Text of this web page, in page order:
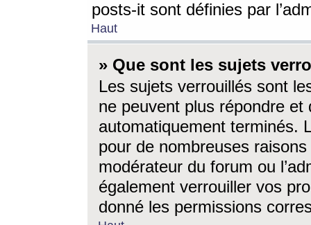
posts-it sont définies par
Haut
» Que sont les sujets
Les sujets verrouillés sont
ne peuvent plus répondre
automatiquement terminés.
pour de nombreuses
modérateur du forum ou
également verrouiller vos
donné les permissions